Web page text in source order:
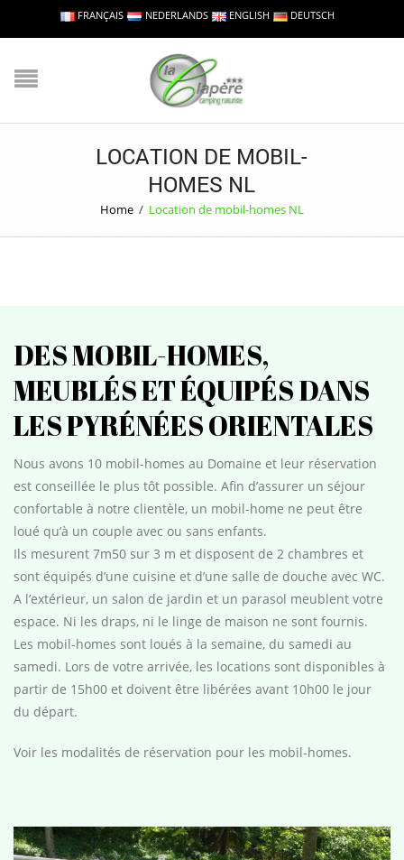
FRANÇAIS NEDERLANDS ENGLISH DEUTSCH
LOCATION DE MOBIL-
HOMES NL
Home / Location de mobil-homes NL
DES MOBIL-HOMES,
MEUBLÉS ET ÉQUIPÉS DANS
LES PYRÉNÉES ORIENTALES
Nous avons 10 mobil-homes au Domaine et leur réservation
est conseillée le plus tôt possible. Afin d’assurer un séjour
confortable à notre clientèle, un mobil-home ne peut être
loué qu’à un couple avec ou sans enfants.
Ils mesurent 7m50 sur 3 m et disposent de 2 chambres et
sont équipés d’une cuisine et d’une salle de douche avec WC.
A l’extérieur, un salon de jardin et un parasol meublent votre
espace. Ni les draps, ni le linge de maison ne sont fournis.
Les mobil-homes sont loués à la semaine, du samedi au
samedi. Lors de votre arrivée, les locations sont disponibles à
partir de 15h00 et doivent être libérées avant 10h00 le jour
du départ.
Voir les modalités de réservation pour les mobil-homes.